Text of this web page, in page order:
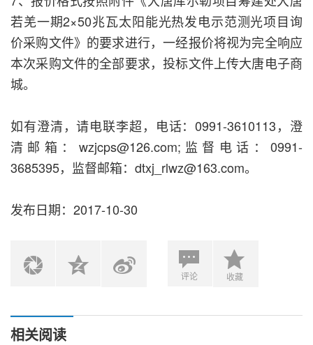
若羌一期2×50兆瓦太阳能光热发电示范测光项目询
价采购文件》的要求进行，一经报价将视为完全响应
本次采购文件的全部要求，投标文件上传大唐电子商
城。
如有澄清，请电联李超，电话：0991-3610113，澄
清邮箱：wzjcps@126.com;监督电话：0991-
3685395，监督邮箱：dtxj_rlwz@163.com。
发布日期：2017-10-30
评论 收藏
相关阅读